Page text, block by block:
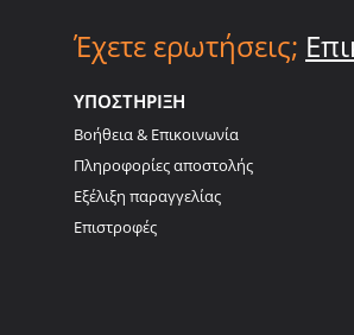
Έχετε ερωτήσεις;
ΥΠΟΣΤΗΡΙΞΗ
Βοήθεια & Επικοινωνία
Πληροφορίες αποστολής
Εξέλιξη παραγγελίας
Επιστροφές